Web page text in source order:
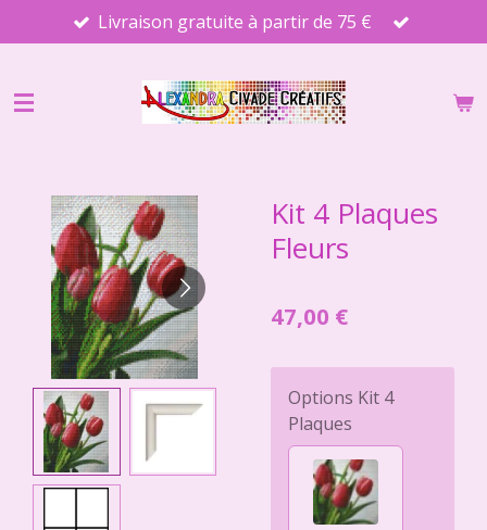
au
principal
Livraison gratuite à partir de 75 €
Kit 4 Plaques
Fleurs
47,00 €
Options Kit 4
Plaques